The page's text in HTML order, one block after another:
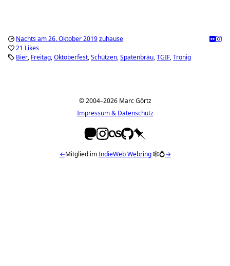
Nachts am 26. Oktober 2019zuhause
21 Likes
Bier Freitag Oktoberfest Schützen Spatenbräu TGIF Trönig
© 2004–2026 Marc Görtz
Impressum & Datenschutz
←Mitglied imIndieWeb Webring🕸💍→